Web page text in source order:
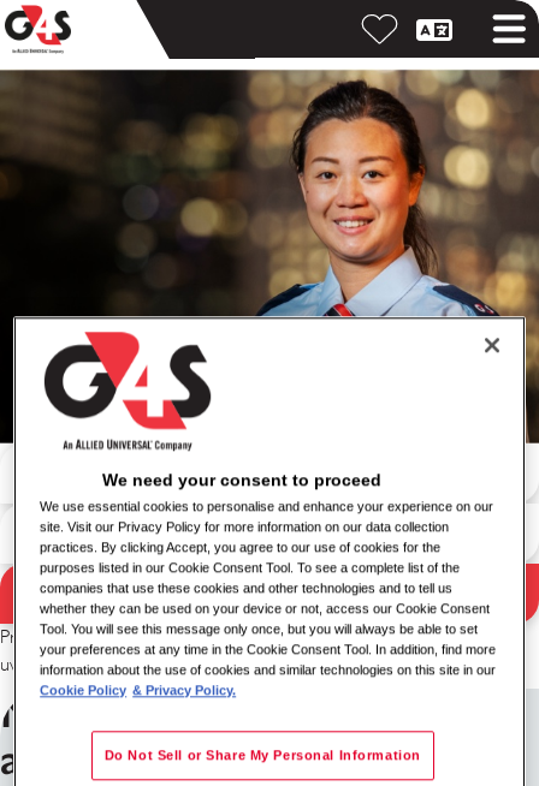
Zoekresultaten
Zoeken op locatie
Zoekopdracht
Probeer een andere combinatie van trefwoord en locatie of verruim
uw zoekcriteria.
Meld u aan voor vacature-
alerts
We need your consent to proceed
We use essential cookies to personalise and enhance your experience on our
site. Visit our Privacy Policy for more information on our data collection
practices. By clicking Accept, you agree to our use of cookies for the
purposes listed in our Cookie Consent Tool. To see a complete list of the
companies that use these cookies and other technologies and to tell us
whether they can be used on your device or not, access our Cookie Consent
Tool. You will see this message only once, but you will always be able to set
your preferences at any time in the Cookie Consent Tool. In addition, find more
information about the use of cookies and similar technologies on this site in our
Cookie Policy & Privacy Policy.
Do Not Sell or Share My Personal Information